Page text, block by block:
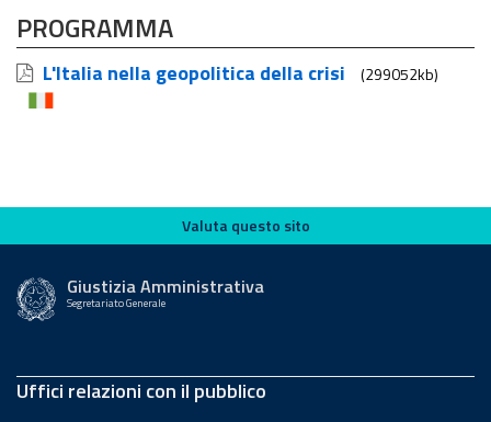
PROGRAMMA
L'Italia nella geopolitica della crisi (299052kb)
Valuta questo sito
Valuta questo sito
Giustizia Amministrativa
Segretariato Generale
Uffici relazioni con il pubblico